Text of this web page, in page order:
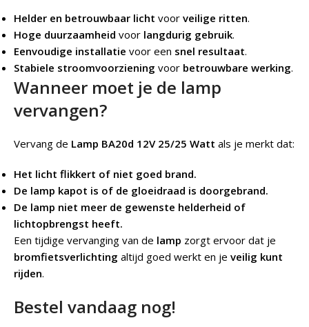
Helder en betrouwbaar licht voor veilige ritten.
Hoge duurzaamheid voor langdurig gebruik.
Eenvoudige installatie voor een snel resultaat.
Stabiele stroomvoorziening voor betrouwbare werking.
Wanneer moet je de lamp
vervangen?
Vervang de Lamp BA20d 12V 25/25 Watt als je merkt dat:
Het licht flikkert of niet goed brand.
De lamp kapot is of de gloeidraad is doorgebrand.
De lamp niet meer de gewenste helderheid of
lichtopbrengst heeft.
Een tijdige vervanging van de lamp zorgt ervoor dat je
bromfietsverlichting altijd goed werkt en je veilig kunt
rijden.
Bestel vandaag nog!